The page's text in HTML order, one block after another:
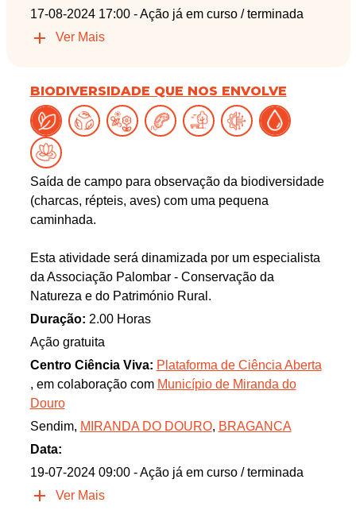
17-08-2024 17:00 - Ação já em curso / terminada
Ver Mais
BIODIVERSIDADE QUE NOS ENVOLVE
Saída de campo para observação da biodiversidade
(charcas, répteis, aves) com uma pequena
caminhada.
Esta atividade será dinamizada por um especialista
da Associação Palombar - Conservação da
Natureza e do Património Rural.
Duração: 2.00 Horas
Ação gratuita
Centro Ciência Viva: Plataforma de Ciência Aberta
, em colaboração com Município de Miranda do
Douro
Sendim, MIRANDA DO DOURO, BRAGANCA
Data:
19-07-2024 09:00 - Ação já em curso / terminada
Ver Mais